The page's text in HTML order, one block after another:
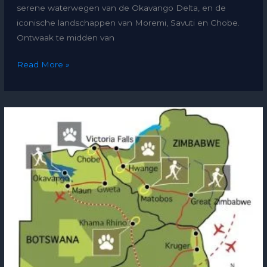
serene waterwegen van de Okavango Delta, en de
iconische landschappen van Moremi, Savuti en Chobe.
Ontwaak te midden van
Read More »
Zimbabwe
Botswana